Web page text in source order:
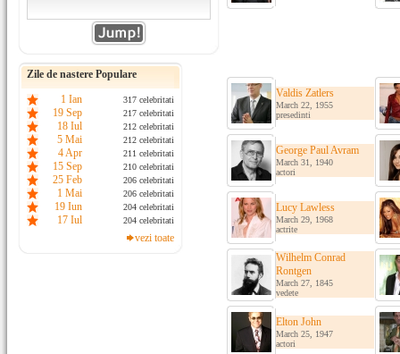
Zile de nastere Populare
1 Ian
317 celebritati
19 Sep 217 celebritati
18 Iul 212 celebritati
5 Mai 212 celebritati
4 Apr 211 celebritati
15 Sep 210 celebritati
25 Feb 206 celebritati
1 Mai 206 celebritati
19 Iun 204 celebritati
17 Iul 204 celebritati
vezi toate
Valdis Zatlers
March 22, 1955
presedinti
George Paul Avram
March 31, 1940
actori
Lucy Lawless
March 29, 1968
actrite
Wilhelm Conrad
Rontgen
March 27, 1845
vedete
Elton John
March 25, 1947
actori